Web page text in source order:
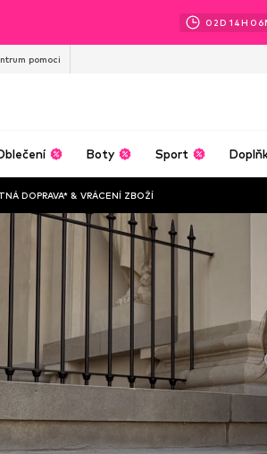
02D 14H 06
pomoci
Boty Sport
DOPRAVA* & VRÁCENÍ ZBOŽÍ